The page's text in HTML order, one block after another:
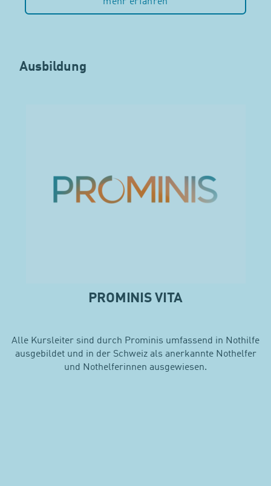
mehr erfahren
Ausbildung
PROMINIS VITA
Alle Kursleiter sind durch Prominis umfassend in Nothilfe
ausgebildet und in der Schweiz als anerkannte Nothelfer
und Nothelferinnen ausgewiesen.